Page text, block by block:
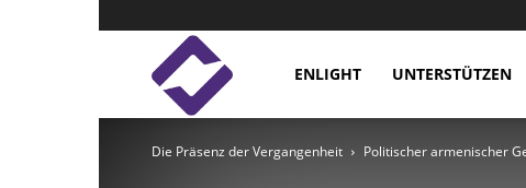
Enlight
Studies
ENLIGHT UNTERSTÜTZEN
Die Präsenz der Vergangenheit Politischer armenischer